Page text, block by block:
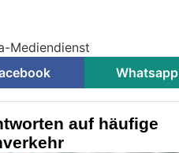
Mediendienst
Whatsapp
auf häufige